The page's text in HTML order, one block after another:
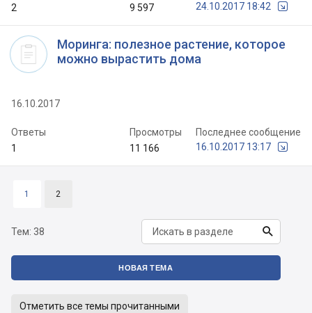
2
9 597
24.10.2017 18:42
Моринга: полезное растение, которое
можно вырастить дома
16.10.2017
Ответы
1
Просмотры
11 166
Последнее сообщение
16.10.2017 13:17
1 2
Тем: 38 
НОВАЯ ТЕМА
Отметить все темы прочитанными